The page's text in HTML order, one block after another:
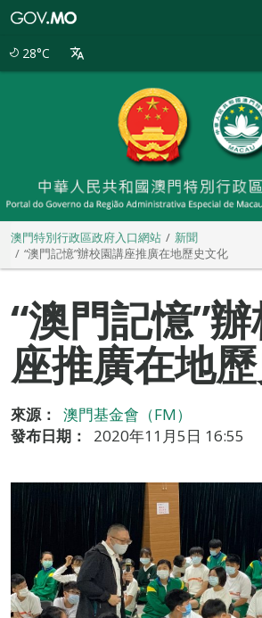
28°C
澳門特別行政區政府入口網站
新聞
“澳門記憶”辦校園講座推廣在地歷史文化
“澳門記憶”
座推廣在地
來源：
澳門基金會（FM）
發布日期：
2020年11月5日 16:55